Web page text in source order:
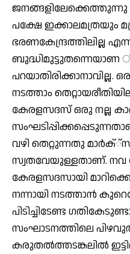
ജനങ്ങളിലേക്കെത്തുന്നു
പക്ഷേ ഇക്കാലമത്രയും
ഭരണകേന്ദ്രത്തിലില്ല
പറയാതിരിക്കാനാവില്ല.
നടത്താം
കേരളസദസ് ഒരു നല്ല
വഴി തെറ്റുന്നതു
സ്വതവേയുള്ളതാണ്. നവ
കേരളസദസായി
നന്നായി നടത്താന്‍
പിടിച്ചിടേണ്ട
സംഘാടനത്തിലെ
കരുതല്‍ത്തടങ്കലില്‍